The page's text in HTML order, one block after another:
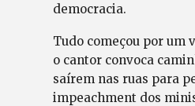
democracia.
Tudo começou por um
o cantor convoca
saírem nas ruas para
impeachment dos